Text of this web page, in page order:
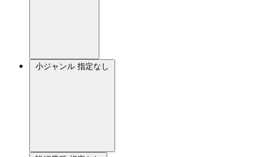
小ジャンル 指定なし